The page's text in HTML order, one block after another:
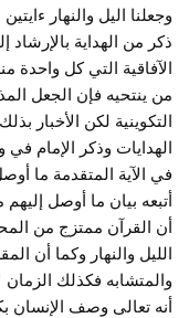
وجعلنا اليل والنهار
ذكر من الهداية بالإرشاد
الآفاقية التي كل واحدة
من ينتحيه فإن الجعل
التكوينية لكن الأخبار
الهدايات وذكر الإمام في
في الآية المتقدمة ما
أتبعه بيان ما أوصل
أن القرآن ممتزج من
الليل والنهار وكما أن
والمتشابه فكذلك الزمان
أنه تعالى وصف الإنسان